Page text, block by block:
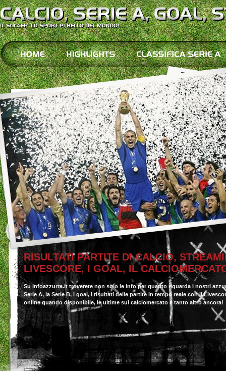
RISULTATI PARTITE DI CALCIO,
LIVESCORE, I GOAL, IL
Su infoazzurra.it troverete non solo le info per quanto riguarda i nostri
Serie A, la Serie B, i goal, i risultati delle partite in tempo reale con il
online quando disponibile, le ultime sul calciomercato e tanto altro ancora!